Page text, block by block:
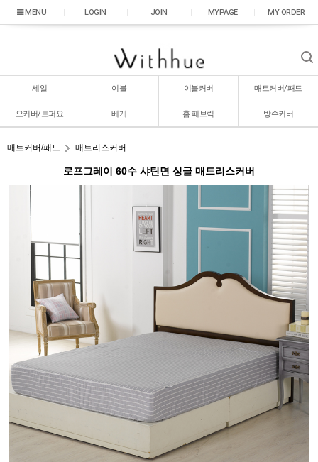
LOGIN JOIN MYPAGE MY ORDER
세일 이불 이불커버 매트커버/패드
요커버/토퍼요 베개 홈 패브릭 방수커버
매트커버/패드 매트리스커버
로프그레이 60수 샤틴면 싱글 매트리스커버